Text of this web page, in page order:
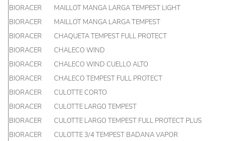
BIORACER
MAILLOT MANGA LARGA TEMPEST LIGHT
BIORACER
MAILLOT MANGA LARGA TEMPEST
BIORACER
CHAQUETA TEMPEST FULL PROTECT
BIORACER
CHALECO WIND
BIORACER
CHALECO WIND CUELLO ALTO
BIORACER
CHALECO TEMPEST FULL PROTECT
BIORACER
CULOTTE CORTO
BIORACER
CULOTTE LARGO TEMPEST
BIORACER
CULOTTE LARGO TEMPEST FULL PROTECT PLUS
BIORACER
CULOTTE 3/4 TEMPEST BADANA VAPOR